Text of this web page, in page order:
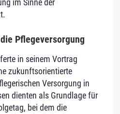
im Sinne der
Pflegeversorgung
in seinem Vortrag
zukunftsorientierte
Versorgung in
dienten als Grundlage für
bei dem die